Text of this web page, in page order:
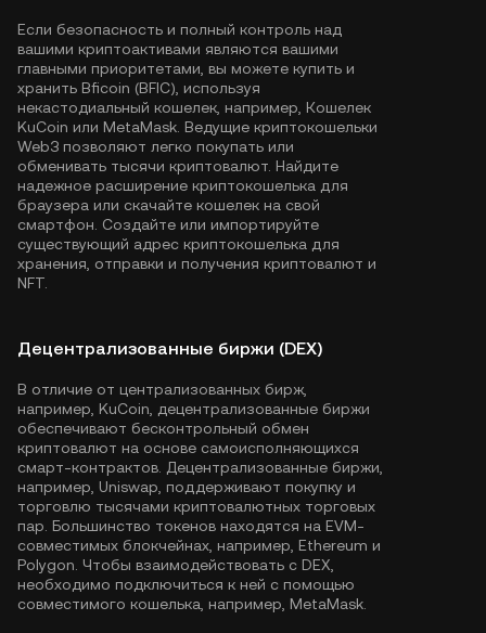
Если безопасность и полный контроль над
вашими криптоактивами являются вашими
главными приоритетами, вы можете купить и
хранить Bficoin (BFIC), используя
некастодиальный кошелек, например, Кошелек
KuCoin или MetaMask. Ведущие криптокошельки
Web3 позволяют легко покупать или
обменивать тысячи криптовалют. Найдите
надежное расширение криптокошелька для
браузера или скачайте кошелек на свой
смартфон. Создайте или импортируйте
существующий адрес криптокошелька для
хранения, отправки и получения криптовалют и
NFT.
Децентрализованные биржи (DEX)
В отличие от централизованных бирж,
например, KuCoin, децентрализованные биржи
обеспечивают бесконтрольный обмен
криптовалют на основе самоисполняющихся
смарт-контрактов. Децентрализованные биржи,
например, Uniswap, поддерживают покупку и
торговлю тысячами криптовалютных торговых
пар. Большинство токенов находятся на EVM-
совместимых блокчейнах, например, Ethereum и
Polygon . Чтобы взаимодействовать с DEX,
необходимо подключиться к ней с помощью
совместимого кошелька, например, MetaMask.